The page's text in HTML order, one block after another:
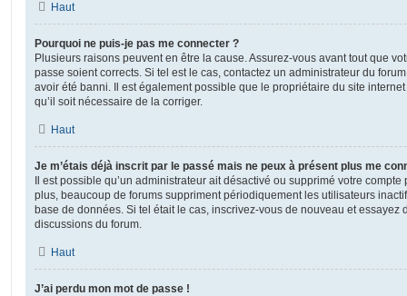
Haut
Pourquoi ne puis-je pas me connecter ?
Plusieurs raisons peuvent en être la cause. Assurez-vous avant tout que
passe soient corrects. Si tel est le cas, contactez un administrateur du
avoir été banni. Il est également possible que le propriétaire du site
qu’il soit nécessaire de la corriger.
Haut
Je m’étais déjà inscrit par le passé mais ne peux à présent plus me
Il est possible qu’un administrateur ait désactivé ou supprimé votre
plus, beaucoup de forums suppriment périodiquement les utilisateurs
base de données. Si tel était le cas, inscrivez-vous de nouveau et essayez
discussions du forum.
Haut
J’ai perdu mon mot de passe !